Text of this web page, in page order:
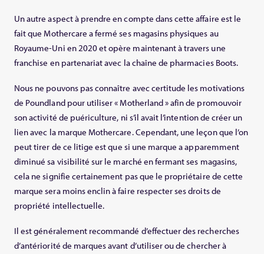
Un autre aspect à prendre en compte dans cette affaire est le
fait que Mothercare a fermé ses magasins physiques au
Royaume-Uni en 2020 et opère maintenant à travers une
franchise en partenariat avec la chaîne de pharmacies Boots.
Nous ne pouvons pas connaître avec certitude les motivations
de Poundland pour utiliser « Motherland » afin de promouvoir
son activité de puériculture, ni s’il avait l’intention de créer un
lien avec la marque Mothercare. Cependant, une leçon que l’on
peut tirer de ce litige est que si une marque a apparemment
diminué sa visibilité sur le marché en fermant ses magasins,
cela ne signifie certainement pas que le propriétaire de cette
marque sera moins enclin à faire respecter ses droits de
propriété intellectuelle.
Il est généralement recommandé d’effectuer des recherches
d’antériorité de marques avant d’utiliser ou de chercher à